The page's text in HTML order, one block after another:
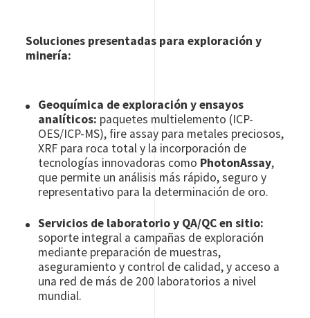
Soluciones presentadas para exploración y
minería:
Geoquímica de exploración y ensayos
analíticos: paquetes multielemento (ICP-
OES/ICP-MS), fire assay para metales preciosos,
XRF para roca total y la incorporación de
tecnologías innovadoras como PhotonAssay,
que permite un análisis más rápido, seguro y
representativo para la determinación de oro.
Servicios de laboratorio y QA/QC en sitio:
soporte integral a campañas de exploración
mediante preparación de muestras,
aseguramiento y control de calidad, y acceso a
una red de más de 200 laboratorios a nivel
mundial.